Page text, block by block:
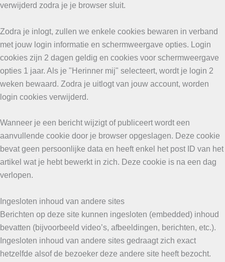
verwijderd zodra je je browser sluit.
Zodra je inlogt, zullen we enkele cookies bewaren in verband
met jouw login informatie en schermweergave opties. Login
cookies zijn 2 dagen geldig en cookies voor schermweergave
opties 1 jaar. Als je "Herinner mij" selecteert, wordt je login 2
weken bewaard. Zodra je uitlogt van jouw account, worden
login cookies verwijderd.
Wanneer je een bericht wijzigt of publiceert wordt een
aanvullende cookie door je browser opgeslagen. Deze cookie
bevat geen persoonlijke data en heeft enkel het post ID van het
artikel wat je hebt bewerkt in zich. Deze cookie is na een dag
verlopen.
Ingesloten inhoud van andere sites
Berichten op deze site kunnen ingesloten (embedded) inhoud
bevatten (bijvoorbeeld video’s, afbeeldingen, berichten, etc.).
Ingesloten inhoud van andere sites gedraagt zich exact
hetzelfde alsof de bezoeker deze andere site heeft bezocht.